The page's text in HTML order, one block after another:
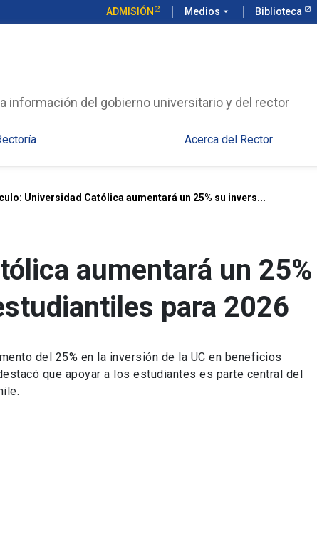
ADMISIÓN Medios arrow_drop_down Biblioteca
información del gobierno universitario y del rector
Acerca del Rector
Universidad Católica aumentará un 25% su invers...
aumentará un 25%
para 2026
del 25% en la inversión de la UC en beneficios
que apoyar a los estudiantes es parte central del